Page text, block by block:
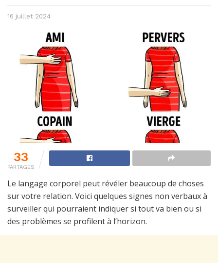
16 juillet 2024
33
PARTAGES
Le langage corporel peut révéler beaucoup de choses
sur votre relation. Voici quelques signes non verbaux à
surveiller qui pourraient indiquer si tout va bien ou si
des problèmes se profilent à l’horizon.